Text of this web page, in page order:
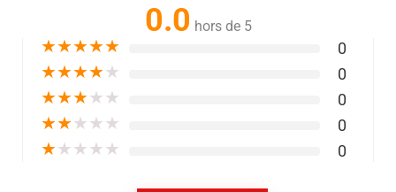
0.0 hors de 5
★★★★★ 0
★★★★★ 0
★★★★★ 0
★★★★★ 0
★★★★★ 0